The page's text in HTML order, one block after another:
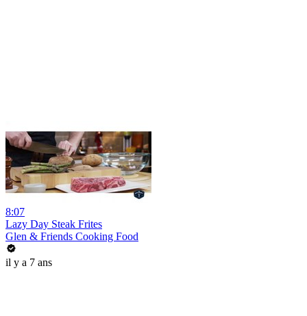
8:07
Lazy Day Steak Frites
Glen & Friends Cooking Food
il y a 7 ans